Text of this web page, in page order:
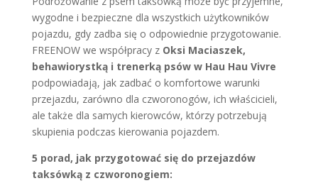
wygodne i bezpieczne dla wszystkich użytkowników
pojazdu, gdy zadba się o odpowiednie przygotowanie.
FREENOW we współpracy z Oksi Maciaszek,
behawiorystką i trenerką psów w Hau Hau Vivre
podpowiadają, jak zadbać o komfortowe warunki
przejazdu, zarówno dla czworonogów, ich właścicieli,
ale także dla samych kierowców, którzy potrzebują
skupienia podczas kierowania pojazdem.
5 porad, jak przygotować się do przejazdów
taksówką z czworonogiem: